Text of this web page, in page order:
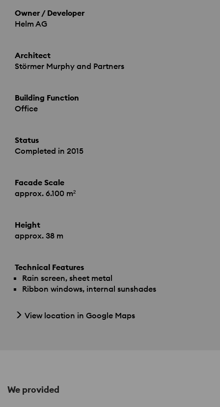
Owner / Developer
Helm AG
Architect
Störmer Murphy and Partners
Building Function
Office
Status
Completed in 2015
Facade Scale
approx. 6.100 m²
Height
approx. 38 m
Technical Features
Rain screen, sheet metal
Ribbon windows, internal sunshades
View location in Google Maps
We provided